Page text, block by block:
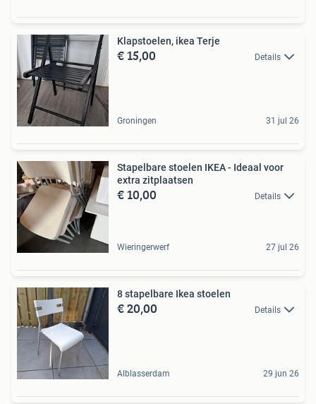
Klapstoelen, ikea Terje
€ 15,00 Details
Groningen 31 jul 26
Stapelbare stoelen IKEA - Ideaal voor
extra zitplaatsen
€ 10,00 Details
Wieringerwerf 27 jul 26
8 stapelbare Ikea stoelen
€ 20,00 Details
Alblasserdam 29 jun 26